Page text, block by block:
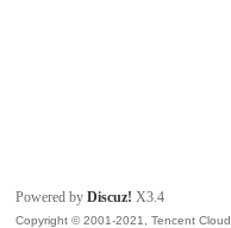
Powered byDiscuz! X3.4
Copyright © 2001-2021, Tencent Cloud.